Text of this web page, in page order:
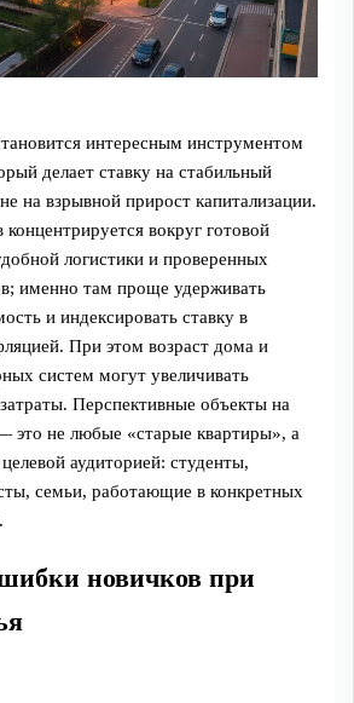
интересным инструментом
делает ставку на стабильный
на взрывной прирост капитализации.
вокруг готовой
логистики и проверенных
именно там проще удерживать
и индексировать ставку в
При этом возраст дома и
систем могут увеличивать
Перспективные объекты на
это не любые «старые квартиры», а
аудиторией: студенты,
семьи, работающие в конкретных
новичков при